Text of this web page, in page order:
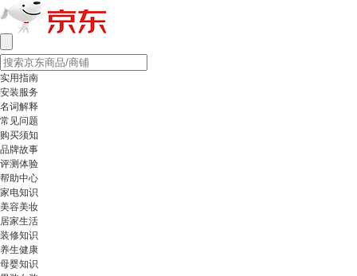
实用指南
安装服务
名词解释
常见问题
购买须知
品牌故事
评测体验
帮助中心
家电知识
美容美妆
居家生活
装修知识
养生健康
母婴知识